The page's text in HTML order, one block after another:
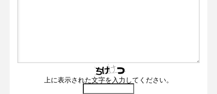
上に表示された文字を入力してください。